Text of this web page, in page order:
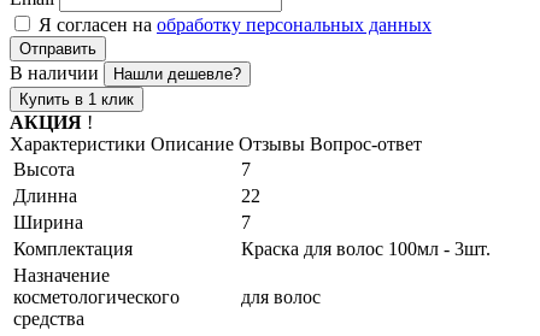
Я согласен на обработку персональных данных
Отправить
В наличии
Нашли дешевле?
Купить в 1 клик
АКЦИЯ !
Характеристики Описание Отзывы Вопрос-ответ
Высота
7
Длинна
22
Ширина
7
Комплектация
Краска для волос 100мл - 3шт.
Назначение
косметологического
средства
для волос